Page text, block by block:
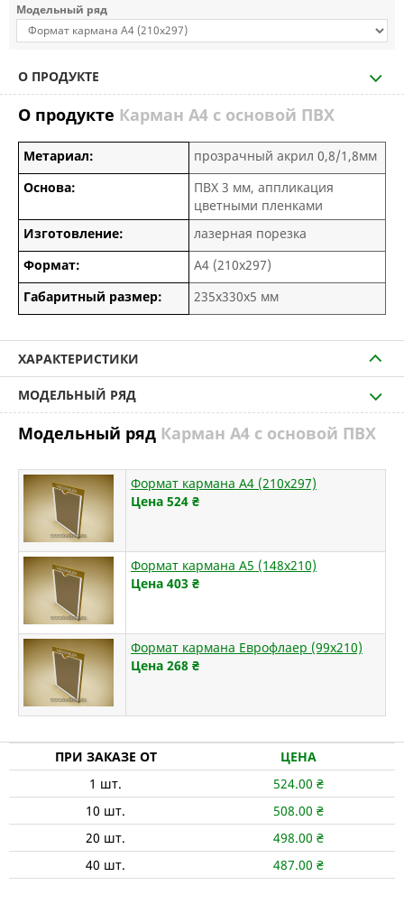
Модельный ряд
О ПРОДУКТЕ
О продукте Карман А4 с основой ПВХ
Метариал:
прозрачный акрил 0,8/1,8мм
Основа:
ПВХ 3 мм, аппликация
цветными пленками
Изготовление:
лазерная порезка
Формат:
А4 (210х297)
Габаритный размер:
235х330х5 мм
ХАРАКТЕРИСТИКИ
МОДЕЛЬНЫЙ РЯД
Модельный ряд Карман А4 с основой ПВХ
Формат кармана А4 (210х297)
Цена 524 ₴
Формат кармана А5 (148х210)
Цена 403 ₴
Формат кармана Еврофлаер (99х210)
Цена 268 ₴
ПРИ ЗАКАЗЕ ОТ
ЦЕНА
1 шт. 524.00 ₴
10 шт. 508.00 ₴
20 шт. 498.00 ₴
40 шт. 487.00 ₴